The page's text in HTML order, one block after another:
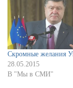
Скромные желания
28.05.2015
В "Мы в СМИ"